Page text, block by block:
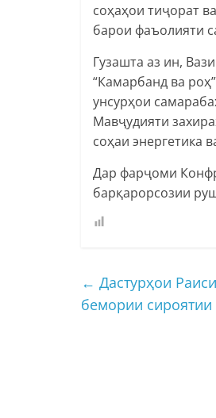
соҳаҳои тиҷорат
барои фаъолияти
Гузашта аз ин,
“Камарбанд ва
унсурҳои
Мавҷудияти
соҳаи энергетика
Дар фарҷоми
барқарорсозии
← Дастурҳои
бемории